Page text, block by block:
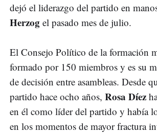
dejó el liderazgo del partido en
Herzog el pasado mes de julio.
El Consejo Político de la formación
formado por 150 miembros y es su
de decisión entre asambleas. Desde
partido hace ocho años, Rosa Díez
en él como líder del partido y había
en los momentos de mayor fractura